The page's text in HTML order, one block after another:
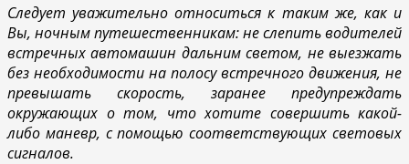
Следует уважительно относиться к таким же, как и
Вы, ночным путешественникам: не слепить водителей
встречных автомашин дальним светом, не выезжать
без необходимости на полосу встречного движения, не
превышать скорость, заранее предупреждать
окружающих о том, что хотите совершить какой-
либо маневр, с помощью соответствующих световых
сигналов.